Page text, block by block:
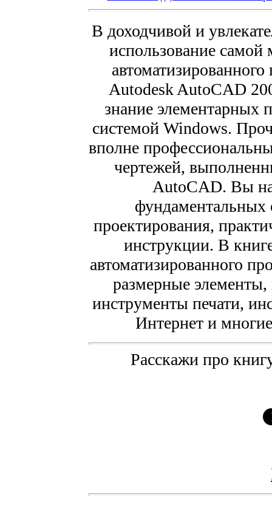
В доходчивой и
использование
Autodesk AutoCAD
знание элементарных
системой Windows.
вполне
чертежей,
AutoCAD. Вы
фундаментальных
проектирования,
инструкции. В
автоматизированного
размерные
инструменты печати,
Интернет и
Расскажи про